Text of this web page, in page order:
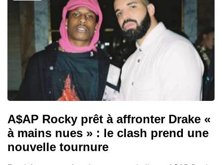
A$AP Rocky prêt à affronter Drake «
à mains nues » : le clash prend une
nouvelle tournure